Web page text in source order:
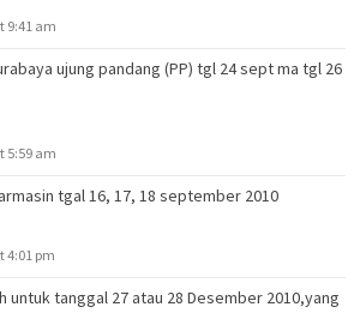
9:41 am
ujung pandang (PP) tgl 24 sept ma tgl 26
5:59 am
tgal 16, 17, 18 september 2010
4:01 pm
untuk tanggal 27 atau 28 Desember 2010,yang